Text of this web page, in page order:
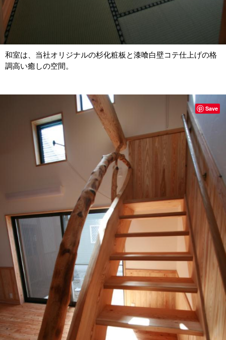
和室は、当社オリジナルの杉化粧板と漆喰白壁コテ仕上げの格
調高い癒しの空間。
Save